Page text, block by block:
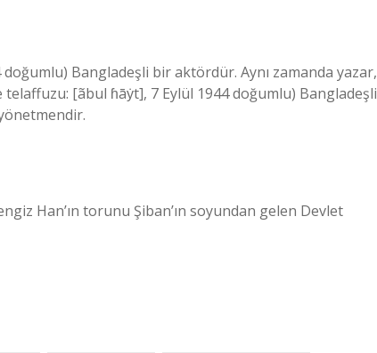
Bangladeşli bir aktördür. Aynı zamanda yazar,
[ãbul ɦāẏt], 7 Eylül 1944 doğumlu) Bangladeşli
Han’ın torunu Şiban’ın soyundan gelen Devlet